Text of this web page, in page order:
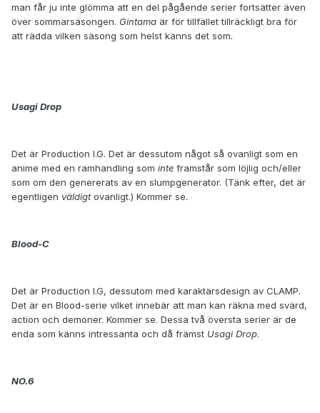
man får ju inte glömma att en del pågående serier fortsätter även
över sommarsäsongen. Gintama är för tillfället tillräckligt bra för
att rädda vilken säsong som helst känns det som.
Usagi Drop
Det är Production I.G. Det är dessutom något så ovanligt som en
anime med en ramhandling som inte framstår som löjlig och/eller
som om den genererats av en slumpgenerator. (Tänk efter, det är
egentligen väldigtovanligt.) Kommer se.
Blood-C
Det är Production I.G, dessutom med karaktärsdesign av CLAMP.
Det är en Blood-serie vilket innebär att man kan räkna med svärd,
action och demoner. Kommer se. Dessa två översta serier är de
enda som känns intressanta och då främst Usagi Drop.
NO.6